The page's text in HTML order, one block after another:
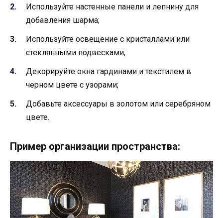
Используйте настенные панели и лепнину для
добавления шарма;
Используйте освещение с кристаллами или
стеклянными подвесками;
Декорируйте окна гардинами и текстилем в
черном цвете с узорами;
Добавьте аксессуары в золотом или серебряном
цвете.
Пример организации пространства: